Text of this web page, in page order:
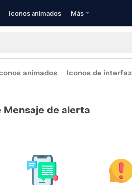
Iconos animados Más
animados Iconos de interfaz
Mensaje de alerta